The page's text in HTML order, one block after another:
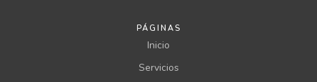
PÁGINAS
Inicio
Servicios